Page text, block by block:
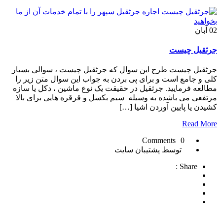
02 آبان
جرثقیل چیست
جرثقیل چیست طرح این سوال که جرثقیل چیست ، سوالی بسیار
کلی و جامع است و برای پی بردن به جواب این سوال متن زیر را
مطالعه فرمایید. جرثقیل در حقیقت یک نوع ماشین ، دکل یا سازه
مرتفعی می باشده به وسیله سیم بکسل و قرقره هایی برای بالا
کشیدن یا پایین آوردن اشیا […]
Read More
0 Comments
توسط پشتیبان سایت
Share :